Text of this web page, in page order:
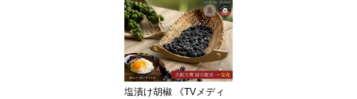
ー 黒コショウ 黒こしょ
う お取り寄せ 無農薬 無
化学肥料 ホール スパイ
ス 香辛料 調味料 無添加
調味料 無添加 フェアト
レード グルメ カレー
塩漬け胡椒 《TVメディ